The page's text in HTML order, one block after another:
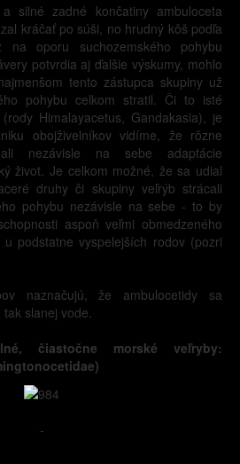
silné zadné končatiny ambuloceta
kráčať po súši, no hrudný kôš podľa
oporu suchozemského pohybu
potvrdia aj ďalšie výskumy, mohlo
tento zástupca skupiny už
pohybu celkom stratil. Či to isté
Himalayacetus, Gandakasia), je
obojživelníkov vidíme, že rôzne
nezávisle na sebe adaptácie
život. Je celkom možné, že sa udial
druhy či skupiny veľrýb strácali
pohybu nezávisle na sebe - to by
aspoň veľmi obmedzeného
u podstatne vyspelejších rodov (pozri
naznačujú, že ambulocetidy sa
slanej vode.
čiastočne morské veľryby:
-